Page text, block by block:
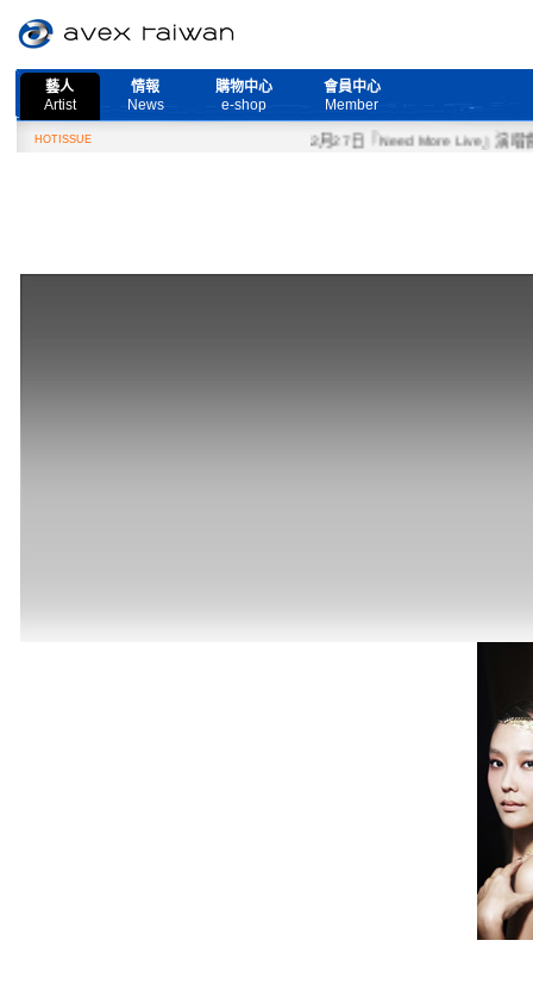
藝人
Artist
情報
News
購物中心
e-shop
會員中心
Member
HOTISSUE 2月27日『Need More Live』演唱會取